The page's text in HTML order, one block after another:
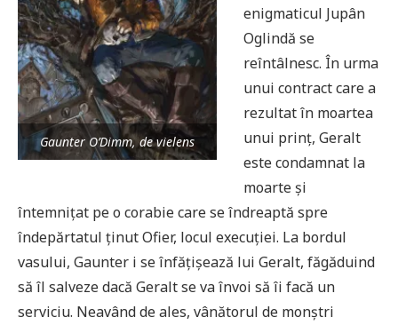
Gaunter O’Dimm, de vielens
enigmaticul Jupân
Oglindă se
reîntâlnesc. În urma
unui contract care a
rezultat în moartea
unui prinț, Geralt
este condamnat la
moarte și
întemnițat pe o corabie care se îndreaptă spre
îndepărtatul ținut Ofier, locul execuției. La bordul
vasului, Gaunter i se înfățișează lui Geralt, făgăduind
să îl salveze dacă Geralt se va învoi să îi facă un
serviciu. Neavând de ales, vânătorul de monștri